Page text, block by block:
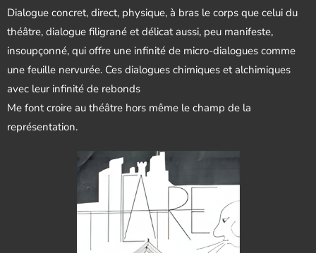
Dialogue concret, direct, physique, à bras le corps que celui du
théâtre, dialogue filigrané et délicat aussi, peu manifeste,
insoupçonné, qui offre une infinité de micro-dialogues comme
une feuille nervurée. Ces dialogues chimiques et alchimiques
avec leur infinité de rebonds
Me font croire au théâtre hors même le champ de la
représentation.